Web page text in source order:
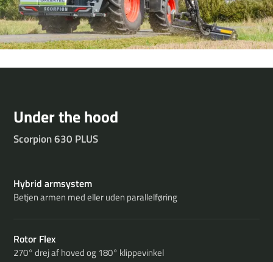
Under the hood
Scorpion 630 PLUS
Hybrid armsystem
Betjen armen med eller uden parallelføring
Rotor Flex
270° drej af hoved og 180° klippevinkel